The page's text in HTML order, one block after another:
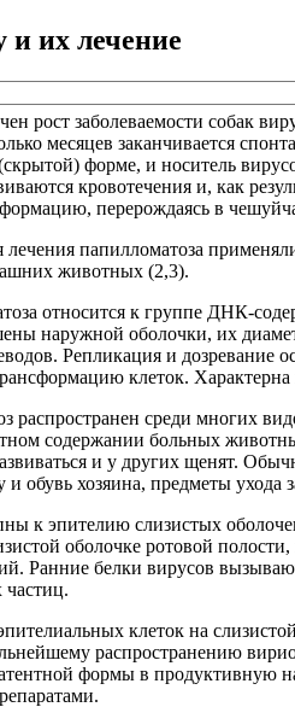
и их лечение
рост заболеваемости собак
месяцев заканчивается
форме, и носитель
кровотечения и, как
перерождаясь в
лечения папилломатоза
животных (2,3).
относится к группе ДНК-
наружной оболочки, их
Репликация и дозревание
клеток. Характерна
распространен среди многих
содержании больных
и у других щенят.
и обувь хозяина, предметы
к эпителию слизистых
оболочке ротовой
Ранние белки вирусов
клеток на
распространению
формы в продуктивную